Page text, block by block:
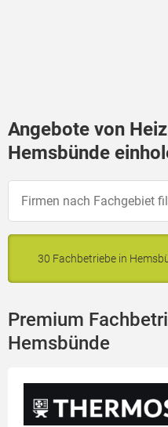
Angebote von
Hemsbünde
30 Fachbetriebe in
Premium
Hemsbünde